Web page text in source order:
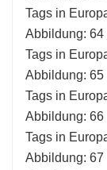
Tags in
Abbildung: 64
Tags in
Abbildung: 65
Tags in
Abbildung: 66
Tags in
Abbildung: 67